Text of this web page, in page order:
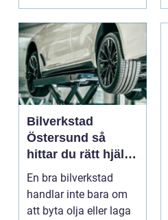
Bilverkstad
Östersund så
hittar du rätt hjälp
för din bil
En bra bilverkstad
handlar inte bara om
att byta olja eller laga